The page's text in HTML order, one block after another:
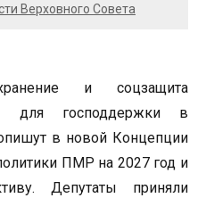
Верховного Совета
и соцзащита
для господдержки в
в новой Концепции
ПМР на 2027 год и
Депутаты приняли